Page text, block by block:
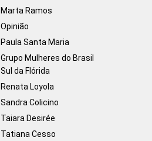
Marta Ramos
Opinião
Paula Santa Maria
Grupo Mulheres do Brasil
Sul da Flórida
Renata Loyola
Sandra Colicino
Taiara Desirée
Tatiana Cesso